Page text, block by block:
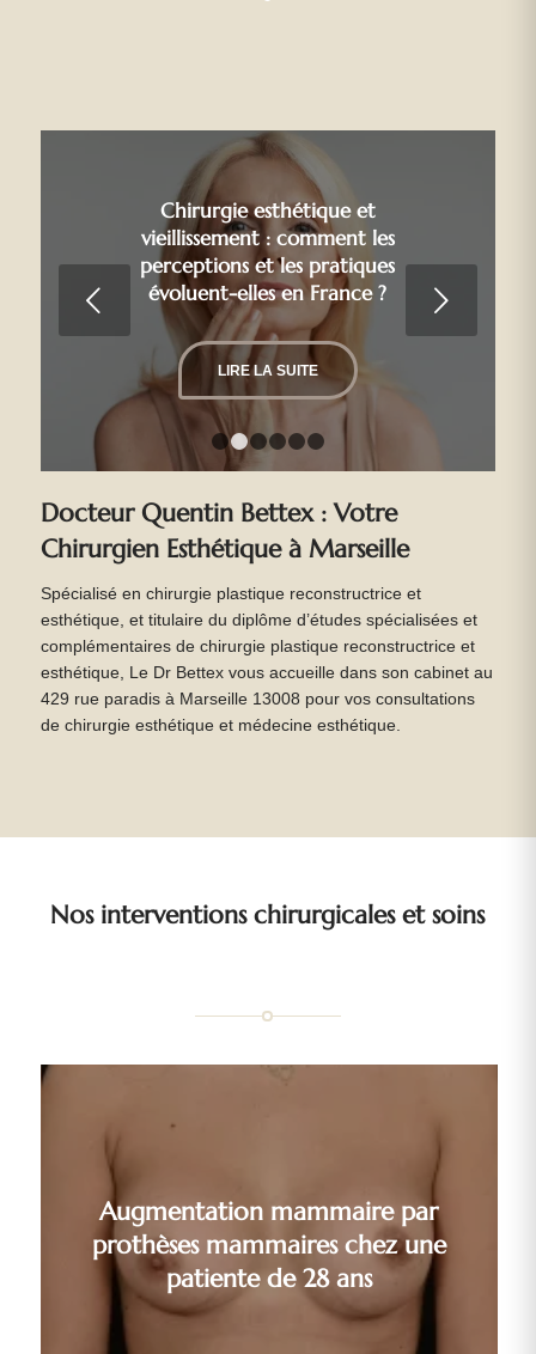
Chirurgie esthétique et
vieillissement : comment les
perceptions et les pratiques
évoluent-elles en France ?
LIRE LA SUITE
Suivant
Docteur Quentin Bettex : Votre
Chirurgien Esthétique à Marseille
Spécialisé en chirurgie plastique reconstructrice et
esthétique, et titulaire du diplôme d’études spécialisées et
complémentaires de chirurgie plastique reconstructrice et
esthétique, Le Dr Bettex vous accueille dans son cabinet au
429 rue paradis à Marseille 13008 pour vos consultations
de chirurgie esthétique et médecine esthétique.
Nos interventions chirurgicales et soins
Augmentation mammaire par
prothèses mammaires chez une
patiente de 28 ans